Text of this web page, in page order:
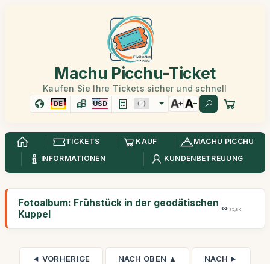
Machu Picchu-Ticket
Kaufen Sie Ihre Tickets sicher und schnell
DE USD
TICKETS KAUF
MACHU PICCHU
INFORMATIONEN
KUNDENBETREUUNG
Fotoalbum: Frühstück in der geodätischen
Kuppel
35,8K
◄ VORHERIGE NACH OBEN ▲ NACH ►